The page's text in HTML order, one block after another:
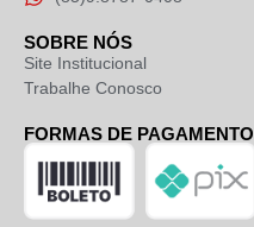
SOBRE NÓS
Site Institucional
Trabalhe Conosco
FORMAS DE PAGAMENTO